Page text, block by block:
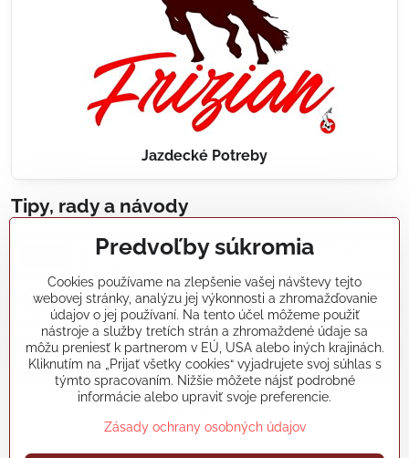
Jazdecké Potreby
Tipy, rady a návody
Realizácie záhradných jazierok, bazénov, fontán,
Články a blogy
Rady a návody
koikapre/?ref=hl
Predvoľby súkromia
Cookies používame na zlepšenie vašej návštevy tejto
webovej stránky, analýzu jej výkonnosti a zhromažďovanie
údajov o jej používaní. Na tento účel môžeme použiť
nástroje a služby tretích strán a zhromaždené údaje sa
môžu preniesť k partnerom v EÚ, USA alebo iných krajinách.
Kliknutím na „Prijať všetky cookies“ vyjadrujete svoj súhlas s
týmto spracovaním. Nižšie môžete nájsť podrobné
informácie alebo upraviť svoje preferencie.
Zásady ochrany osobných údajov